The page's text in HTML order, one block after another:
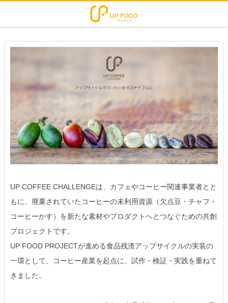
UP COFFEE CHALLENGEは、カフェやコーヒー関連事業者とと
もに、廃棄されていたコーヒーの未利用資源（欠点豆・チャフ・
コーヒーかす）を新たな素材やプロダクトへとつなぐための共創
プロジェクトです。
UP FOOD PROJECTが進める食品残渣アップサイクルの実装の
一環として、コーヒー産業を起点に、試作・検証・実践を重ねて
きました。